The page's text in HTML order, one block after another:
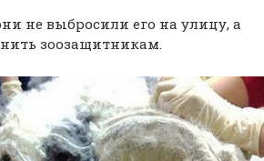
не выбросили его на улицу, а
зоозащитникам.